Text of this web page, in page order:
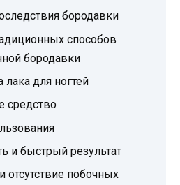
бородавки
способов
бородавки
для ногтей
средство
и быстрый результат
отсутствие побочных